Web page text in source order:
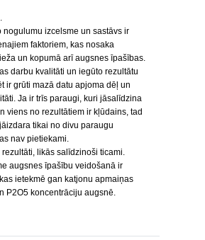
nogulumu izcelsme un sastāvs ir
faktoriem, kas nosaka
un kopumā arī augsnes īpašības.
darbu kvalitāti un iegūto rezultātu
ir grūti mazā datu apjoma dēļ un
Ja ir trīs paraugi, kuri jāsalīdzina
viens no rezultātiem ir kļūdains, tad
tikai no divu paraugu
nav pietiekami.
likās salīdzinoši ticami.
augsnes īpašību veidošanā ir
ietekmē gan katjonu apmaiņas
P2O5 koncentrāciju augsnē.